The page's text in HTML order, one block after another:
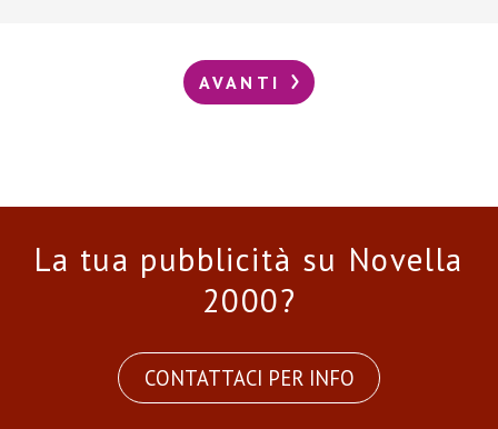
AVANTI
La tua pubblicità su Novella
2000?
CONTATTACI PER INFO